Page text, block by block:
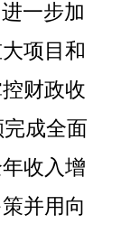
一步加
项目和
财政收
成全面
收入增
并用向